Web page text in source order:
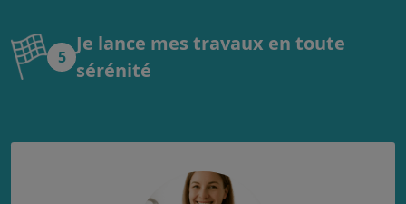
5
Je lance mes travaux en toute
sérénité